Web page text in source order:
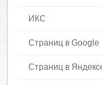
ИКС
Страниц в Google
Страниц в